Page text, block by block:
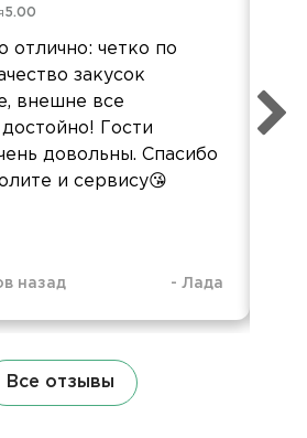
5.00
отлично: четко по
закусок
внешне все
Гости
довольны. Спасибо
и сервису😘
назад - Лада
Все отзывы